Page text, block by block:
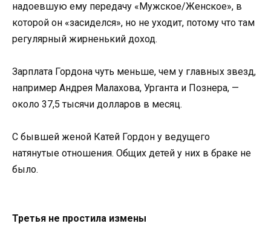
надоевшую ему передачу «Мужское/Женское», в
которой он «засиделся», но не уходит, потому что там
регулярный жирненький доход.
Зарплата Гордона чуть меньше, чем у главных звезд,
например Андрея Малахова, Урганта и Познера, —
около 37,5 тысячи долларов в месяц.
С бывшей женой Катей Гордон у ведущего
натянутые отношения. Общих детей у них в браке не
было.
Третья не простила измены